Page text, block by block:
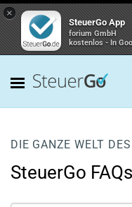
×
SteuerGo App
forium GmbH
kostenlos - In
DIE GANZE WELT
SteuerGo FAQs